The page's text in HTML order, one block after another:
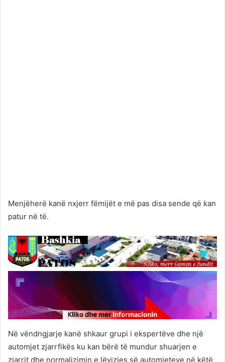
Menjëherë kanë nxjerr fëmijët e më pas disa sende që kan
patur në të.
Në vëndngjarje kanë shkaur grupi i ekspertëve dhe një
automjet zjarrfikës ku kan bërë të mundur shuarjen e
zjarrit dhe normalizimin e lëvizjes së automjeteve në këtë